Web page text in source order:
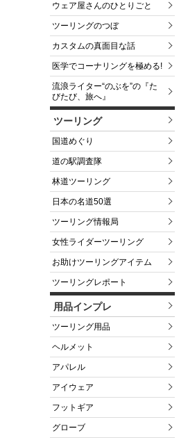
ウェア屋さんのひとりごと
ツーリングのつぼ
カスタムの真面目な話
医学でコーナリングを極める!
流浪ライター“のぶを”の『た
びたび、旅へ』
ツーリング
国道めぐり
道の駅調査隊
林道ツーリング
日本の名道50選
ツーリング情報局
女性ライダーツーリング
お助けツーリングアイテム
ツーリングレポート
用品インプレ
ツーリング用品
ヘルメット
アパレル
アイウェア
フットギア
グローブ